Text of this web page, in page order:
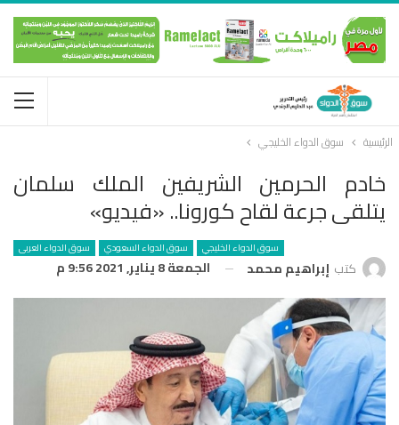
الرئيسية سوق الدواء الخليجي
خادم الحرمين الشريفين الملك سلمان
يتلقى جرعة لقاح كورونا.. «فيديو»
سوق الدواء الخليجي سوق الدواء السعودي سوق الدواء العربى
كتب إبراهيم محمد الجمعة 8 يناير, 2021 9:56 م